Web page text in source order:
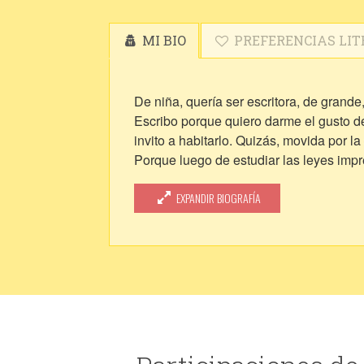
MI BIO PREFERENCIAS
De niña, quería ser escritora, de
Escribo porque quiero darme el gusto
invito a habitarlo. Quizás, movida por
Porque luego de estudiar las leyes
llegar por un momento al punto más
Porque cuando ya no esté, sabré que
mi espíritu. En esas diferencias se
podría ser pero que la vida alfarera no
EXPANDIR BIOGRAFÍA